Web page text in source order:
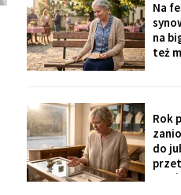
Na
na
też
Rok
do